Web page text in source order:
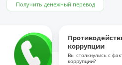
Получить денежный перевод
коррупции
Вы столкнулись с
коррупции?